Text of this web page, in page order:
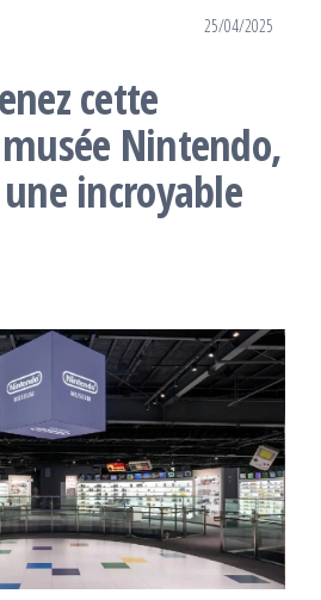
25/04/2025
cette
Nintendo,
incroyable